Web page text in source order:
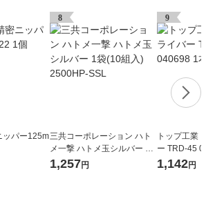
ッパー125m
8
三共コーポレーション ハト
メ一撃 ハトメ玉シルバー 1
袋(10組入) 2500HP-SSL
1,257円
9
トップ工業 コ
ー TRD-45
1,142円